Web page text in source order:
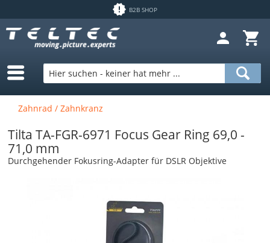
B2B SHOP
Zahnrad / Zahnkranz
Tilta TA-FGR-6971 Focus Gear Ring 69,0 -
71,0 mm
Durchgehender Fokusring-Adapter für DSLR Objektive